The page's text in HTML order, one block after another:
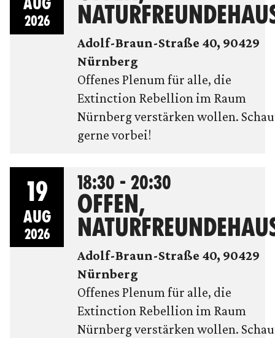
2026
Adolf-Braun-Straße 40, 90429
Nürnberg
Offenes Plenum für alle, die
Extinction Rebellion im Raum
Nürnberg verstärken wollen.
gerne vorbei!
19
AUG
2026
18:30 - 20:30
OFFEN,
Adolf-Braun-Straße 40, 90429
Nürnberg
Offenes Plenum für alle, die
Extinction Rebellion im Raum
Nürnberg verstärken wollen.